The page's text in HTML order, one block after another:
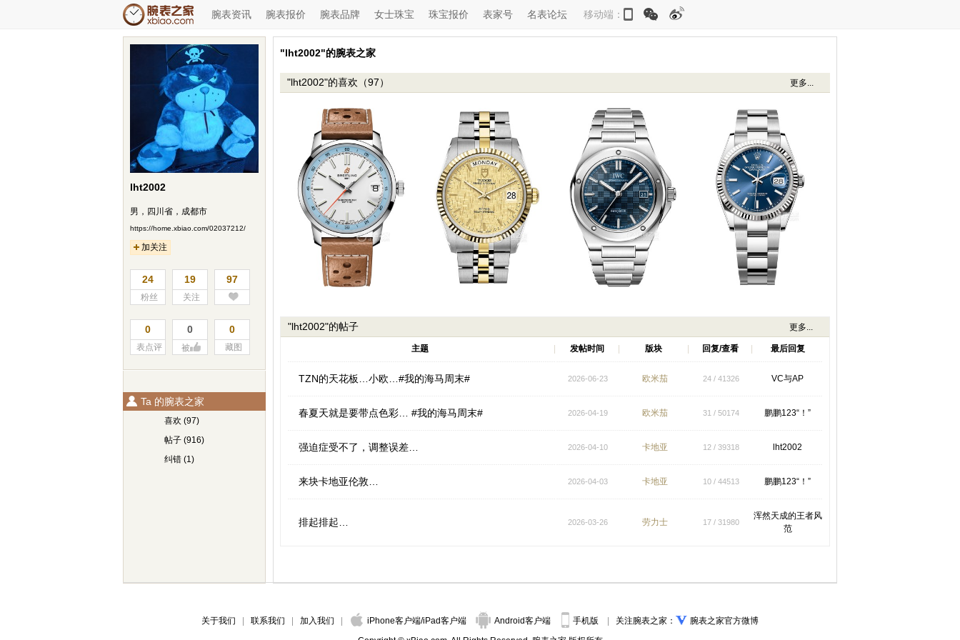
腕表资讯 腕表报价 腕表品牌 女士珠宝 珠宝报价 表家号 名表论坛 移动端：
lht2002
男，四川省，成都市
https://home.xbiao.com/02037212/
加关注
24
粉丝
19
关注
97
0
表点评
0
被
0
藏图
Ta 的腕表之家
喜欢 (97)
帖子 (916)
纠错 (1)
"lht2002"的腕表之家
"lht2002"的喜欢（97） 更多...
"lht2002"的帖子 更多...
主题 发帖时间 版块 回复/查看 最后回复
TZN的天花板…小欧…#我的海马周末# 2026-06-23 欧米茄 24 / 41326 VC与AP
春夏天就是要带点色彩… #我的海马周末# 2026-04-19 欧米茄 31 / 50174 鹏鹏123“！”
强迫症受不了，调整误差… 2026-04-10 卡地亚 12 / 39318 lht2002
来块卡地亚伦敦… 2026-04-03 卡地亚 10 / 44513 鹏鹏123“！”
排起排起… 2026-03-26 劳力士 17 / 31980
浑然天成的王者风
范
关于我们 联系我们 加入我们 iPhone客户端/iPad客户端 Android客户端 手机版 关注腕表之家：
腕表之家官方微博